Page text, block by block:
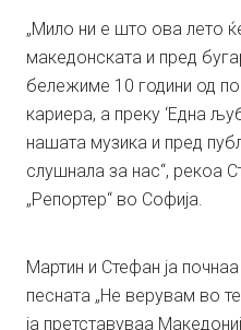
„Мило ни е што ова лето
македонската и пред
бележиме 10 години од
кариера, а преку ‘Една
нашата музика и пред
слушнала за нас“, рекоа
„Репортер“ во Софија.
Мартин и Стефан ја
песната „Не верувам во
ја претставуваа